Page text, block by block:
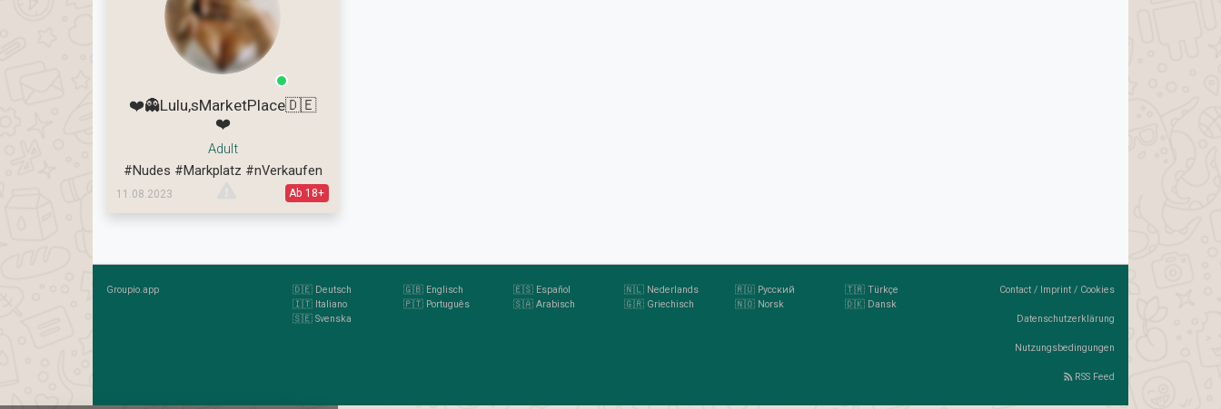
❤️👻Lulu,sMarketPlace🇩🇪
❤️
Adult
#Nudes #Markplatz #nVerkaufen
11.08.2023 Ab 18+
Groupio.app 🇩🇪 Deutsch 🇬🇧 Englisch 🇪🇸 Español 🇳🇱 Nederlands 🇷🇺 Pусский
🇹🇷 Türkçe
🇮🇹 Italiano
🇵🇹 Português 🇸🇦 Arabisch 🇬🇷 Griechisch 🇳🇴 Norsk
🇩🇰 Dansk
🇸🇪 Svenska
Contact / Imprint / Cookies
Datenschutzerklärung
Nutzungsbedingungen
RSS Feed